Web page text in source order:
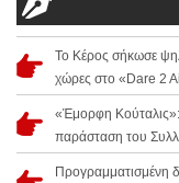
Το Κέρος σήκωσε
χώρες στο «Dare 2
«Έμορφη Κούταλις»:
παράσταση του
Προγραμματισμένη